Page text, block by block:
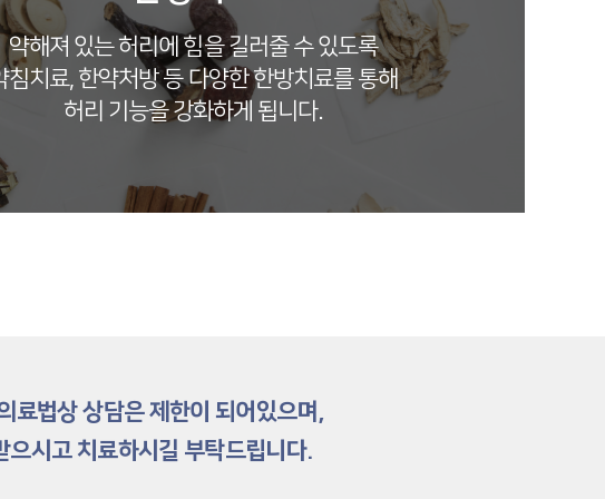
약해져 있는 허리에 힘을 길러줄 수 있도록
침치료, 한약처방 등 다양한 한방치료를 통해
허리 기능을 강화하게 됩니다.
료법상 상담은 제한이 되어있으며,
으시고 치료하시길 부탁드립니다.